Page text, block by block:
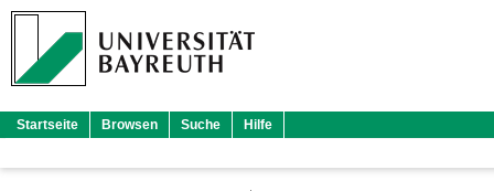
Startseite Browsen Suche Hilfe